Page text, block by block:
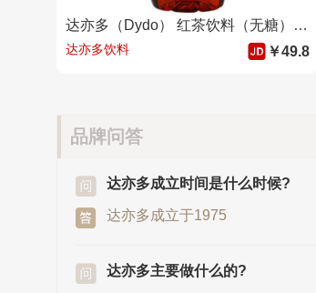
达亦多（Dydo） 红茶饮料（无糖）斯里兰卡进口红茶 600ml*15瓶
达亦多饮料 ￥49.8
品牌问答
达亦多成立时间是什么时候?
达亦多成立于1975
达亦多主要做什么的?